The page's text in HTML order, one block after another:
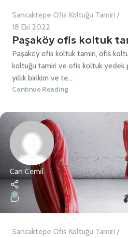
Sancaktepe Ofis Koltuğu Tamiri
18 Eki 2022
Paşaköy ofis koltuk
Paşaköy ofis koltuk tamiri, ofis
koltuğu tamiri ve ofis koltuk yedek
yıllık birikim ve te...
Continue Reading
Can Cemil
0
Sancaktepe Ofis Koltuğu Tamiri